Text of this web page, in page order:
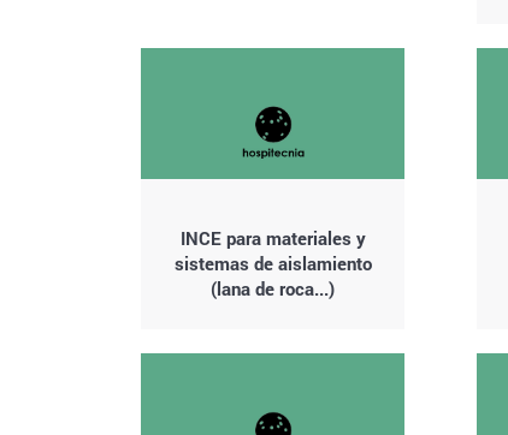
INCE para materiales y
sistemas de aislamiento
(lana de roca...)